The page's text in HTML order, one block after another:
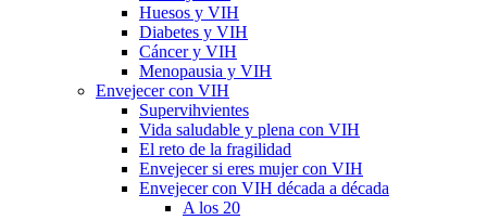
Huesos y VIH
Diabetes y VIH
Cáncer y VIH
Menopausia y VIH
Envejecer con VIH
Supervihvientes
Vida saludable y plena con VIH
El reto de la fragilidad
Envejecer si eres mujer con VIH
Envejecer con VIH década a década
A los 20